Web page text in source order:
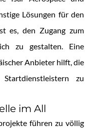
Lösungen für den
es, den Zugang zum
zu gestalten. Eine
Anbieter hilft, die
zu
im All
führen zu völlig